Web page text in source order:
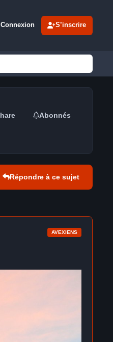
S’inscrire
Abonnés
Répondre à ce sujet
AVEXIENS